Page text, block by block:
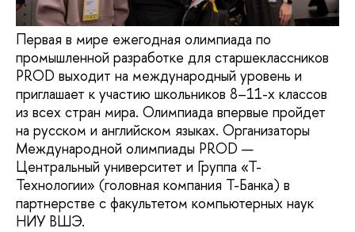
Первая в мире ежегодная олимпиада по
промышленной разработке для старшеклассников
PROD выходит на международный уровень и
приглашает к участию школьников 8–11-х классов
из всех стран мира. Олимпиада впервые пройдет
на русском и английском языках. Организаторы
Международной олимпиады PROD —
Центральный университет и Группа «Т-
Технологии» (головная компания Т-Банка) в
партнерстве с факультетом компьютерных наук
НИУ ВШЭ.